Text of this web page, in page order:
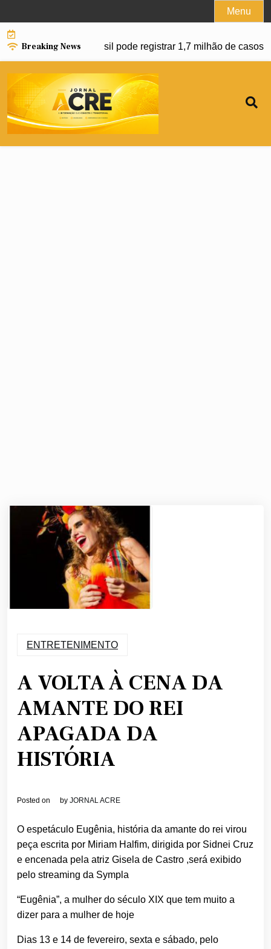
to
content
Menu
Breaking News
da dengue e Brasil pode registrar 1,7 milhão de casos
ENTRETENIMENTO
A VOLTA À CENA DA
AMANTE DO REI
APAGADA DA
HISTÓRIA
Posted on by JORNAL ACRE
O espetáculo Eugênia, história da amante do rei virou
peça escrita por Miriam Halfim, dirigida por Sidnei Cruz
e encenada pela atriz Gisela de Castro ,será exibido
pelo streaming da Sympla
“Eugênia”, a mulher do século XIX que tem muito a
dizer para a mulher de hoje
Dias 13 e 14 de fevereiro, sexta e sábado, pelo